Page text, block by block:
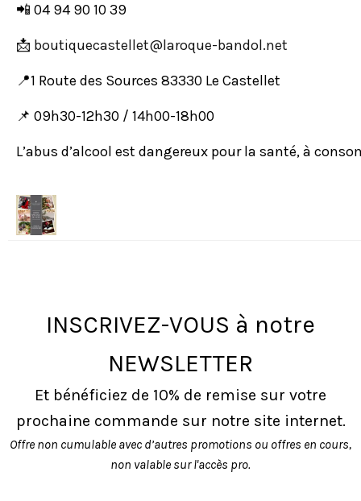
📲 04 94 90 10 39
📩 ten.lodnab-euqoral@telletsaceuqituob
📍1 Route des Sources 83330 Le Castellet
📌 09h30-12h30 / 14h00-18h00
L’abus d’alcool est dangereux pour la santé, à
INSCRIVEZ-VOUS à notre
NEWSLETTER
Et bénéficiez de 10% de remise sur votre
prochaine commande sur notre site internet.
Offre non cumulable avec d’autres promotions ou offres en cours,
non valable sur l'accès pro.